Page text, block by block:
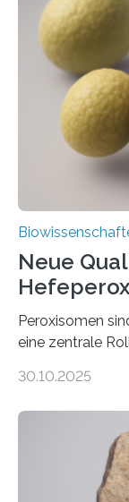
Neue
Peroxisomen
eine zentrale
erfüllen können,
der Ruhr-
und Dr. Ismaila
unbekannten
peroxisomalen
30.10.2025